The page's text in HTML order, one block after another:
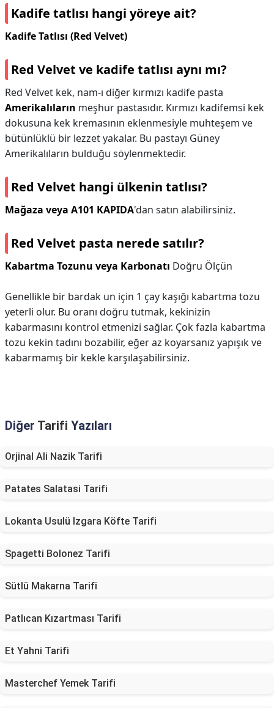
Kadife tatlısı hangi yöreye ait?
Kadife Tatlısı (Red Velvet)
Red Velvet ve kadife tatlısı aynı mı?
Red Velvet kek, nam-ı diğer kırmızı kadife pasta
Amerikalıların meşhur pastasıdır. Kırmızı kadifemsi kek
dokusuna kek kremasının eklenmesiyle muhteşem ve
bütünlüklü bir lezzet yakalar. Bu pastayı Güney
Amerikalıların bulduğu söylenmektedir.
Red Velvet hangi ülkenin tatlısı?
Mağaza veya A101 KAPIDA'dan satın alabilirsiniz.
Red Velvet pasta nerede satılır?
Kabartma Tozunu veya Karbonatı Doğru Ölçün
Genellikle bir bardak un için 1 çay kaşığı kabartma tozu
yeterli olur. Bu oranı doğru tutmak, kekinizin
kabarmasını kontrol etmenizi sağlar. Çok fazla kabartma
tozu kekin tadını bozabilir, eğer az koyarsanız yapışık ve
kabarmamış bir kekle karşılaşabilirsiniz.
Diğer Tarifi Yazıları
Orjinal Ali Nazik Tarifi
Patates Salatasi Tarifi
Lokanta Usulü Izgara Köfte Tarifi
Spagetti Bolonez Tarifi
Sütlü Makarna Tarifi
Patlıcan Kızartması Tarifi
Et Yahni Tarifi
Masterchef Yemek Tarifi